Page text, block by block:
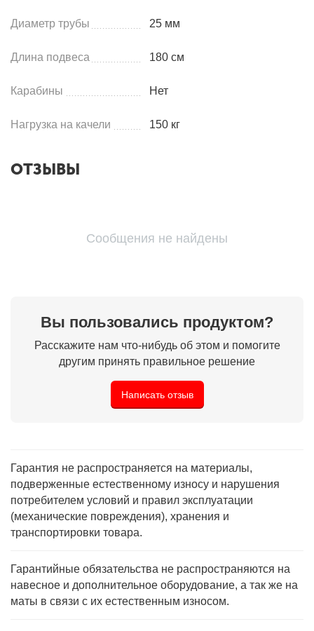
Диаметр трубы 25 мм
Длина подвеса 180 см
Карабины Нет
Нагрузка на качели 150 кг
ОТЗЫВЫ
Сообщения не найдены
Вы пользовались продуктом?
Расскажите нам что-нибудь об этом и помогите
другим принять правильное решение
Написать отзыв
Гарантия не распространяется на материалы,
подверженные естественному износу и нарушения
потребителем условий и правил эксплуатации
(механические повреждения), хранения и
транспортировки товара.
Гарантийные обязательства не распространяются на
навесное и дополнительное оборудование, а так же на
маты в связи с их естественным износом.